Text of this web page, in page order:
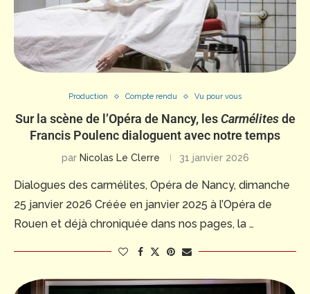
Production Compte rendu Vu pour vous
Sur la scène de l’Opéra de Nancy, lesCarmélitesde
Francis Poulenc dialoguent avec notre temps
par Nicolas Le Clerre 31 janvier 2026
Dialogues des carmélites, Opéra de Nancy, dimanche
25 janvier 2026 Créée en janvier 2025 à l’Opéra de
Rouen et déjà chroniquée dans nos pages, la …